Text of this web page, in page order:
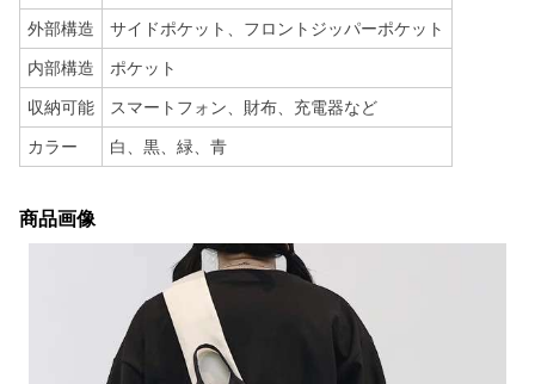
外部構造 サイドポケット、フロントジッパーポケット
内部構造 ポケット
収納可能 スマートフォン、財布、充電器など
カラー 白、黒、緑、青
商品画像